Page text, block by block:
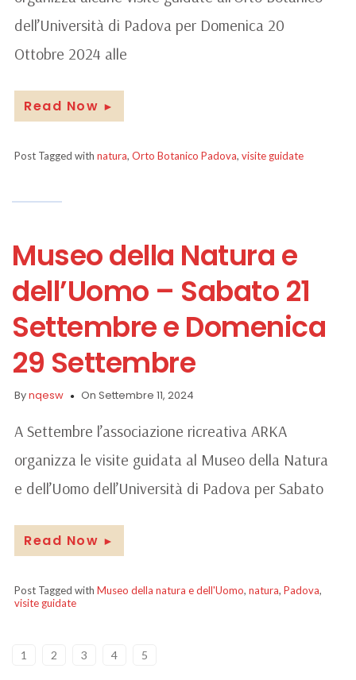
dell’Università di Padova per Domenica 20
Ottobre 2024 alle
Read Now ►
Post Tagged with natura, Orto Botanico Padova, visite guidate
Museo della Natura e
dell’Uomo – Sabato 21
Settembre e Domenica
29 Settembre
Bynqesw On Settembre 11, 2024
A Settembre l’associazione ricreativa ARKA
organizza le visite guidata al Museo della Natura
e dell’Uomo dell’Università di Padova per Sabato
Read Now ►
Post Tagged with Museo della natura e dell'Uomo, natura, Padova,
visite guidate
1 2 3 4 5